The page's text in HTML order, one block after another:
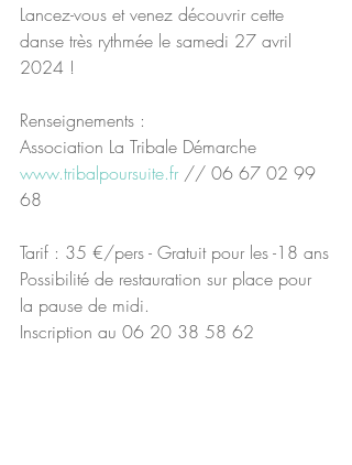
Lancez-vous et venez découvrir cette
danse très rythmée le samedi 27 avril
2024 !
Renseignements :
Association La Tribale Démarche
www.tribalpoursuite.fr // 06 67 02 99
68
Tarif : 35 €/pers - Gratuit pour les -18 ans
Possibilité de restauration sur place pour
la pause de midi.
Inscription au 06 20 38 58 62